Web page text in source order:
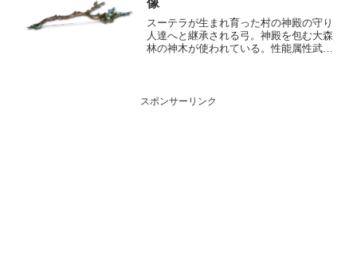
像
スーテラが生まれ育った村の神殿の守り
人達へと継承される弓。神殿を包む大森
林の神木が使われている。性能属性武器
ジ〕スキ...
スポンサーリンク